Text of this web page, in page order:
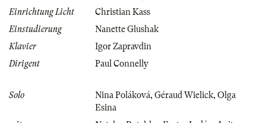
Einrichtung Licht
Christian Kass
Einstudierung
Nanette Glushak
Klavier
Igor Zapravdin
Dirigent
Paul Connelly
Solo Nina Poláková, Géraud Wielick, Olga
Esina